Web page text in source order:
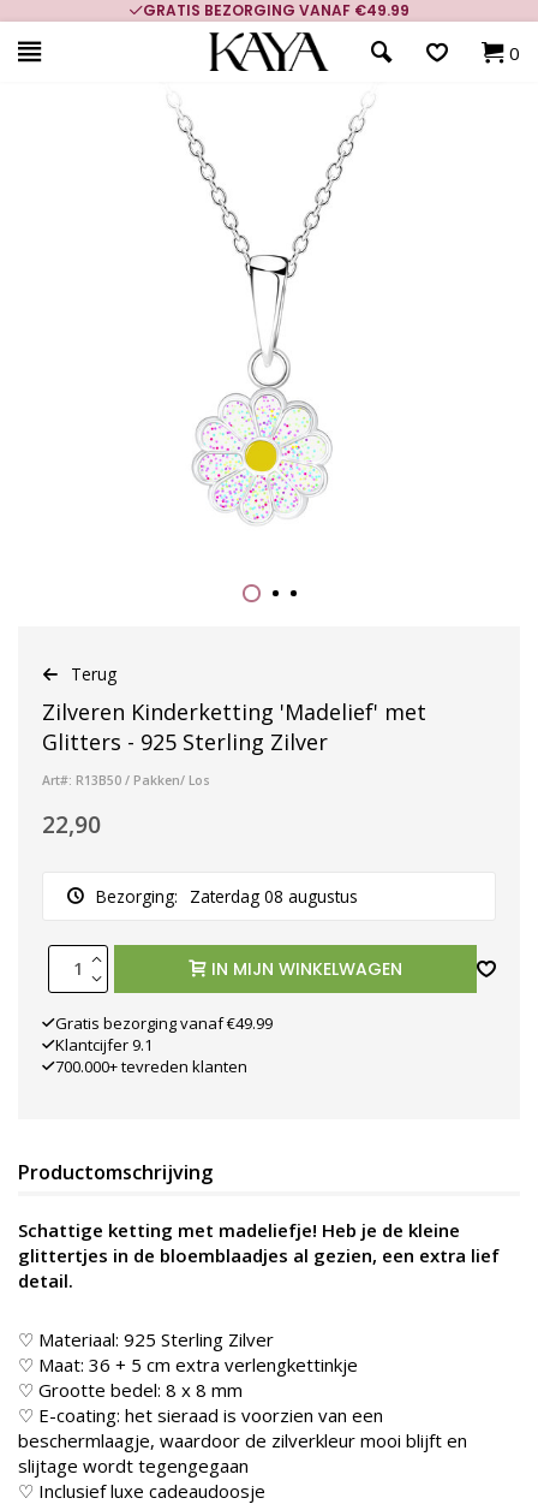
GRATIS BEZORGING VANAF €49.99
0
Terug
Zilveren Kinderketting 'Madelief' met
Glitters - 925 Sterling Zilver
Art#: R13B50 / Pakken/ Los
22,90
Bezorging: Zaterdag 08 augustus
IN MIJN WINKELWAGEN
Gratis bezorging vanaf €49.99
Klantcijfer 9.1
700.000+ tevreden klanten
Productomschrijving
Schattige ketting met madeliefje! Heb je de kleine
glittertjes in de bloemblaadjes al gezien, een extra lief
detail.
♡ Materiaal: 925 Sterling Zilver
♡ Maat: 36 + 5 cm extra verlengkettinkje
♡ Grootte bedel: 8 x 8 mm
♡ E-coating: het sieraad is voorzien van een
beschermlaagje, waardoor de zilverkleur mooi blijft en
slijtage wordt tegengegaan
♡ Inclusief luxe cadeaudoosje